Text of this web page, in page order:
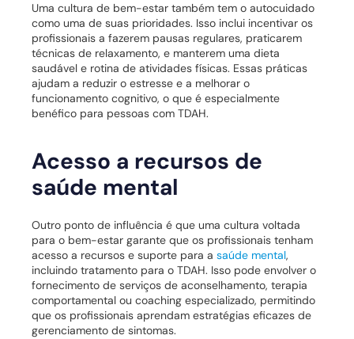
Uma cultura de bem-estar também tem o autocuidado
como uma de suas prioridades. Isso inclui incentivar os
profissionais a fazerem pausas regulares, praticarem
técnicas de relaxamento, e manterem uma dieta
saudável e rotina de atividades físicas. Essas práticas
ajudam a reduzir o estresse e a melhorar o
funcionamento cognitivo, o que é especialmente
benéfico para pessoas com TDAH.
Acesso a recursos de
saúde mental
Outro ponto de influência é que uma cultura voltada
para o bem-estar garante que os profissionais tenham
acesso a recursos e suporte para a saúde mental,
incluindo tratamento para o TDAH. Isso pode envolver o
fornecimento de serviços de aconselhamento, terapia
comportamental ou coaching especializado, permitindo
que os profissionais aprendam estratégias eficazes de
gerenciamento de sintomas.